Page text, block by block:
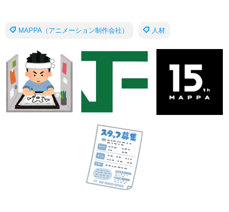
MAPPA（アニメーション制作会社） 人材